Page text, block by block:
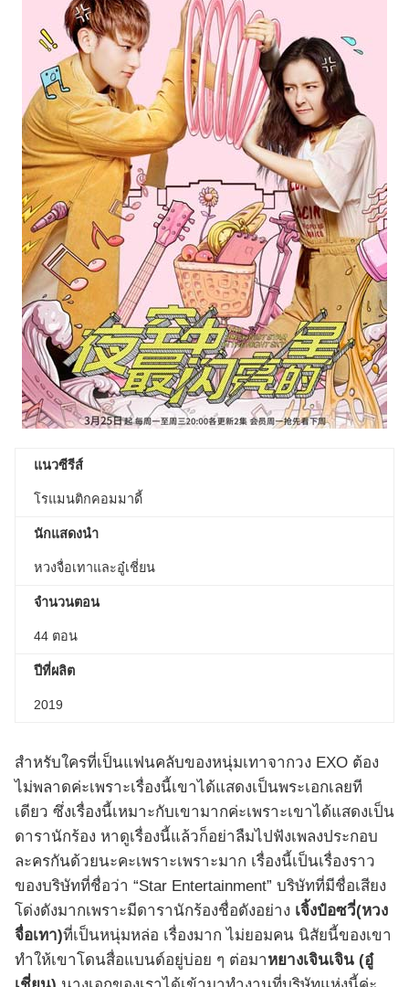
แนวซีรีส์
โรแมนติกคอมมาดี้
นักแสดงนำ
หวงจื่อเทาและอู๋เชี่ยน
จำนวนตอน
44 ตอน
ปีที่ผลิต
2019
สำหรับใครที่เป็นแฟนคลับของหนุ่มเทาจากวง EXO ต้อง
ไม่พลาดค่ะเพราะเรื่องนี้เขาได้แสดงเป็นพระเอกเลยที
เดียว ซึ่งเรื่องนี้เหมาะกับเขามากค่ะเพราะเขาได้แสดงเป็น
ดารานักร้อง หาดูเรื่องนี้แล้วก็อย่าลืมไปฟังเพลงประกอบ
ละครกันด้วยนะคะเพราะเพราะมาก เรื่องนี้เป็นเรื่องราว
ของบริษัทที่ชื่อว่า “Star Entertainment” บริษัทที่มีชื่อเสียง
โด่งดังมากเพราะมีดารานักร้องชื่อดังอย่าง เจิ้งป๋อซวี่(หวง
จื่อเทา)ที่เป็นหนุ่มหล่อ เรื่องมาก ไม่ยอมคน นิสัยนี้ของเขา
ทำให้เขาโดนสื่อแบนด์อยู่บ่อย ๆ ต่อมาหยางเจินเจิน (อู๋